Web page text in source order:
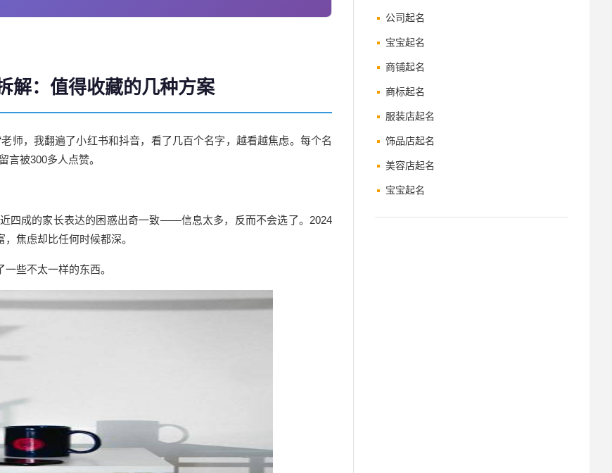
解：值得收藏的几种方案
师，我翻遍了小红书和抖音，看了几百个名字，越看越焦虑。每个名
言被300多人点赞。
四成的家长表达的困惑出奇一致——信息太多，反而不会选了。2024
焦虑却比任何时候都深。
些不太一样的东西。
好名推荐
公司起名
宝宝起名
商铺起名
商标起名
服装店起名
饰品店起名
美容店起名
宝宝起名